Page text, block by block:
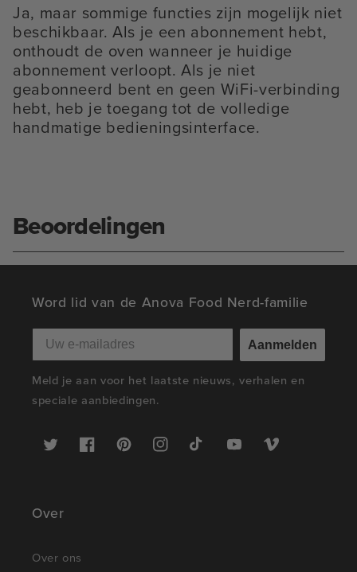
Ja, maar sommige functies zijn mogelijk niet
beschikbaar. Als je een abonnement hebt,
onthoudt de oven wanneer je huidige
abonnement verloopt. Als je niet
geabonneerd bent en geen WiFi-verbinding
hebt, heb je toegang tot de volledige
handmatige bedieningsinterface.
Beoordelingen
Word lid van de Anova Food Nerd-familie
Aanmelden
Meld je aan voor het laatste nieuws, verhalen en
speciale aanbiedingen.
Twitter FacebookPinterestInstagramTikTok YouTubeVimeo
Over
Over ons